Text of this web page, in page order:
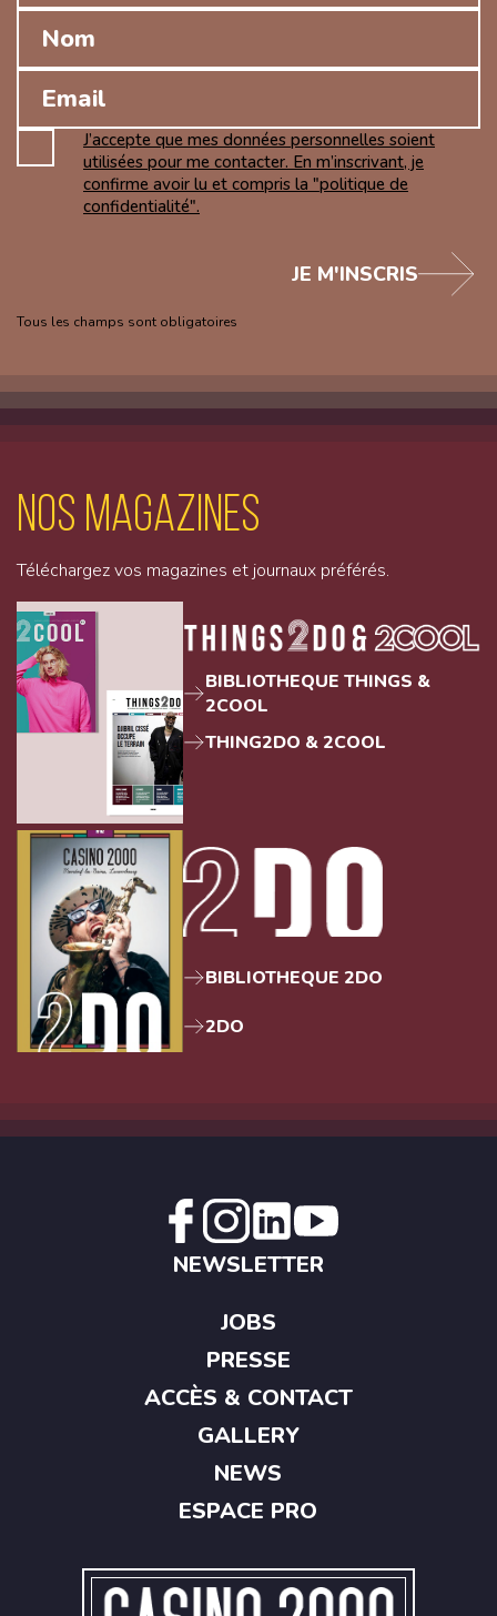
J’accepte que mes données personnelles soient
utilisées pour me contacter. En m’inscrivant, je
confirme avoir lu et compris la "politique de
confidentialité".
Tous les champs sont obligatoires
JE M'INSCRIS
Nos magazines
Téléchargez vos magazines et journaux préférés.
BIBLIOTHEQUE THINGS &
2COOL
THING2DO & 2COOL
BIBLIOTHEQUE 2DO
2DO
NEWSLETTER
JOBS
PRESSE
ACCÈS & CONTACT
GALLERY
NEWS
ESPACE PRO